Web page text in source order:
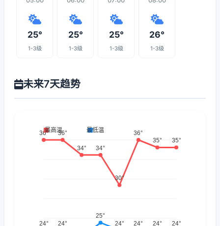
25°
1-3级
25°
1-3级
25°
1-3级
26°
1-3级
未来7天趋势